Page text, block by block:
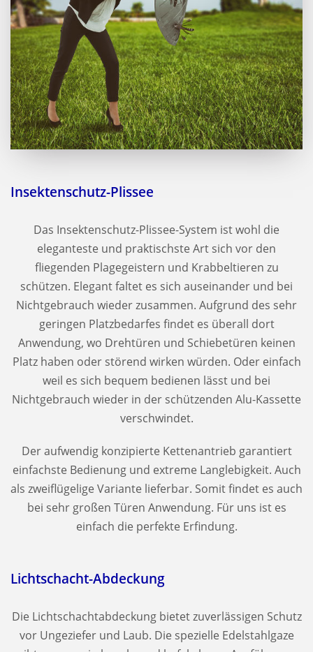
Insektenschutz-Plissee
Das Insektenschutz-Plissee-System ist wohl die
eleganteste und praktischste Art sich vor den
fliegenden Plagegeistern und Krabbeltieren zu
schützen. Elegant faltet es sich auseinander und bei
Nichtgebrauch wieder zusammen. Aufgrund des sehr
geringen Platzbedarfes findet es überall dort
Anwendung, wo Drehtüren und Schiebetüren keinen
Platz haben oder störend wirken würden. Oder einfach
weil es sich bequem bedienen lässt und bei
Nichtgebrauch wieder in der schützenden Alu-Kassette
verschwindet.
Der aufwendig konzipierte Kettenantrieb garantiert
einfachste Bedienung und extreme Langlebigkeit. Auch
als zweiflügelige Variante lieferbar. Somit findet es auch
bei sehr großen Türen Anwendung. Für uns ist es
einfach die perfekte Erfindung.
Lichtschacht-Abdeckung
Die Lichtschachtabdeckung bietet zuverlässigen Schutz
vor Ungeziefer und Laub. Die spezielle Edelstahlgaze